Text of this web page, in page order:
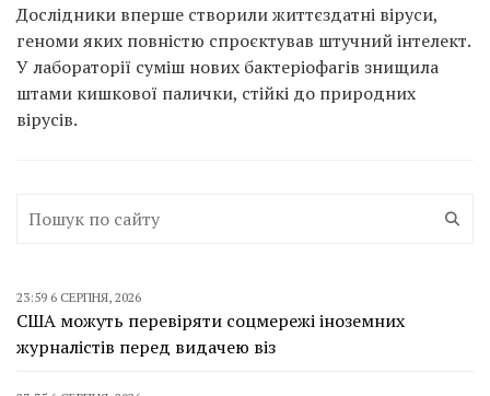
Дослідники вперше створили життєздатні віруси,
геноми яких повністю спроєктував штучний інтелект.
У лабораторії суміш нових бактеріофагів знищила
штами кишкової палички, стійкі до природних
вірусів.
23:59 6 СЕРПНЯ, 2026
США можуть перевіряти соцмережі іноземних
журналістів перед видачею віз